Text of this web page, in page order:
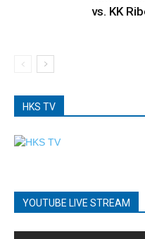
vs. KK
HKS TV
YOUTUBE LIVE STREAM